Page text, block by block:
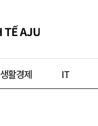
생활경제 IT